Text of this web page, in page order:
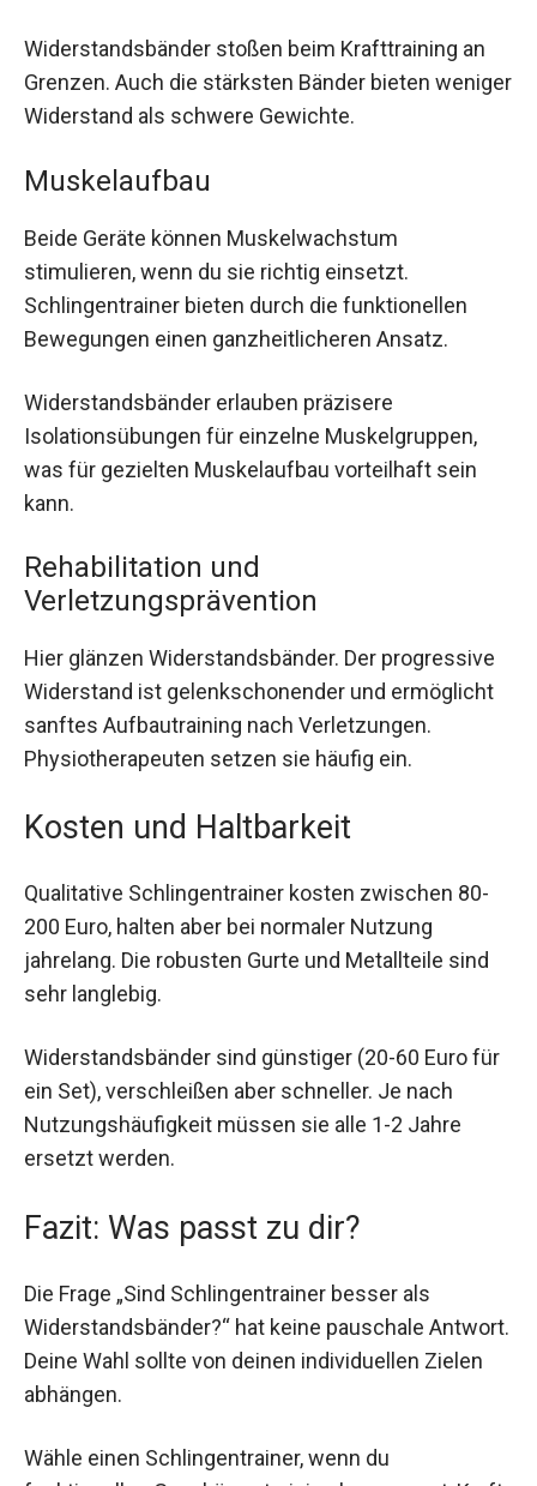
Widerstandsbänder stoßen beim Krafttraining an
Grenzen. Auch die stärksten Bänder bieten weniger
Widerstand als schwere Gewichte.
Muskelaufbau
Beide Geräte können Muskelwachstum
stimulieren, wenn du sie richtig einsetzt.
Schlingentrainer bieten durch die funktionellen
Bewegungen einen ganzheitlicheren Ansatz.
Widerstandsbänder erlauben präzisere
Isolationsübungen für einzelne Muskelgruppen,
was für gezielten Muskelaufbau vorteilhaft sein
kann.
Rehabilitation und
Verletzungsprävention
Hier glänzen Widerstandsbänder. Der progressive
Widerstand ist gelenkschonender und ermöglicht
sanftes Aufbautraining nach Verletzungen.
Physiotherapeuten setzen sie häufig ein.
Kosten und Haltbarkeit
Qualitative Schlingentrainer kosten zwischen 80-
200 Euro, halten aber bei normaler Nutzung
jahrelang. Die robusten Gurte und Metallteile sind
sehr langlebig.
Widerstandsbänder sind günstiger (20-60 Euro für
ein Set), verschleißen aber schneller. Je nach
Nutzungshäufigkeit müssen sie alle 1-2 Jahre
ersetzt werden.
Fazit: Was passt zu dir?
Die Frage „Sind Schlingentrainer besser als
Widerstandsbänder?“ hat keine pauschale Antwort.
Deine Wahl sollte von deinen individuellen Zielen
abhängen.
Wähle einen Schlingentrainer, wenn du